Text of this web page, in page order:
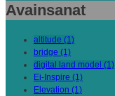
Avainsanat
altitude (1)
bridge (1)
digital land model (1)
Ei-Inspire (1)
Elevation (1)